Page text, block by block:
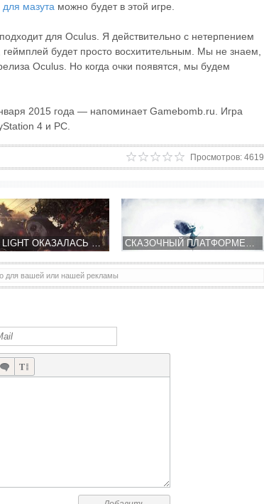
для мазута можно будет в этой игре.
для Oculus. Я действительно с нетерпением
будет просто восхитительным. Мы не знаем,
Oculus. Но когда очки появятся, мы будем
2015 года — напоминает Gamebomb.ru. Игра
4 и РС.
Просмотров: 4619
DYING LIGHT ОКАЗАЛАСЬ ТРЕБОВАТЕЛЬНА К РЕСУРСАМ PC СКАЗОЧНЫЙ ПЛАТФОРМЕР CHILD OF LIGHT ОТ UBISOFT НА PC
для вашей или нашей рекламы